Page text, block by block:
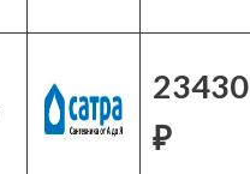
23430
₽